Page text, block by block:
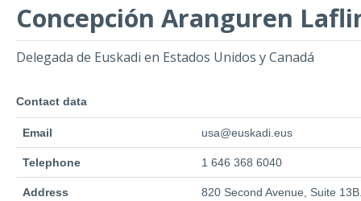
Concepción Aranguren
RolesStart date - End date
Delegada de Euskadi en Estados Unidos y Canadá
Contact data
Email usa@euskadi.eus
Telephone 1 646 368 6040
Address
820 Second Avenue, Suite